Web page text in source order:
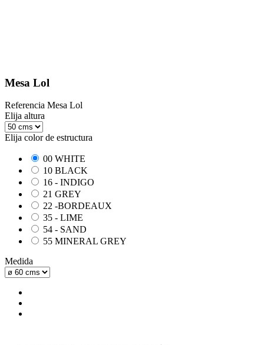
Mesa Lol
Referencia Mesa Lol
Elija altura
Elija color de estructura
00 WHITE
10 BLACK
16 - INDIGO
21 GREY
22 -BORDEAUX
35 - LIME
54 - SAND
55 MINERAL GREY
Medida